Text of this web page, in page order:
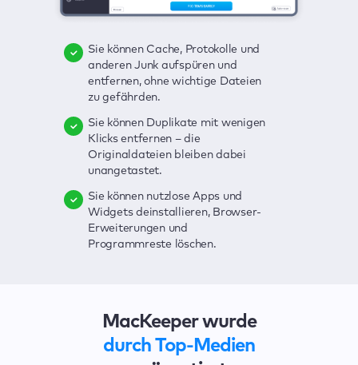
Sie können Cache, Protokolle und
anderen Junk aufspüren und
entfernen, ohne wichtige Dateien
zu gefährden.
Sie können Duplikate mit wenigen
Klicks entfernen – die
Originaldateien bleiben dabei
unangetastet.
Sie können nutzlose Apps und
Widgets deinstallieren, Browser-
Erweiterungen und
Programmreste löschen.
Sie können Viren löschen,
Echtzeitschutz nutzen und Adware
mit einem Klick beseitigen.
Kreditkarten- und andere sensible
Daten im Auge behalten. Bei
Sicherheitsverletzungen werden
Sie sofort benachrichtigt.
Mit VPN können Sie Ihre
Verbindung schützen und Ihre
Surfaktivitäten vor Spionen und
Hackern verbergen.
Mit einem Klick lassen sich alle
möglichen Bedrohungen für Ihren
Mac ausfindig machen – Junk,
Viren, Adware, veraltete Apps und
Die übersichtliche und praktische
Benutzeroberfläche zur Erkennung
der Sicherheitsschwachstellen
benutzerfreundlich.
Mit wenigen Klicks lassen sich alle
Probleme beheben.
MacKeeper wurde
durch Top-Medien